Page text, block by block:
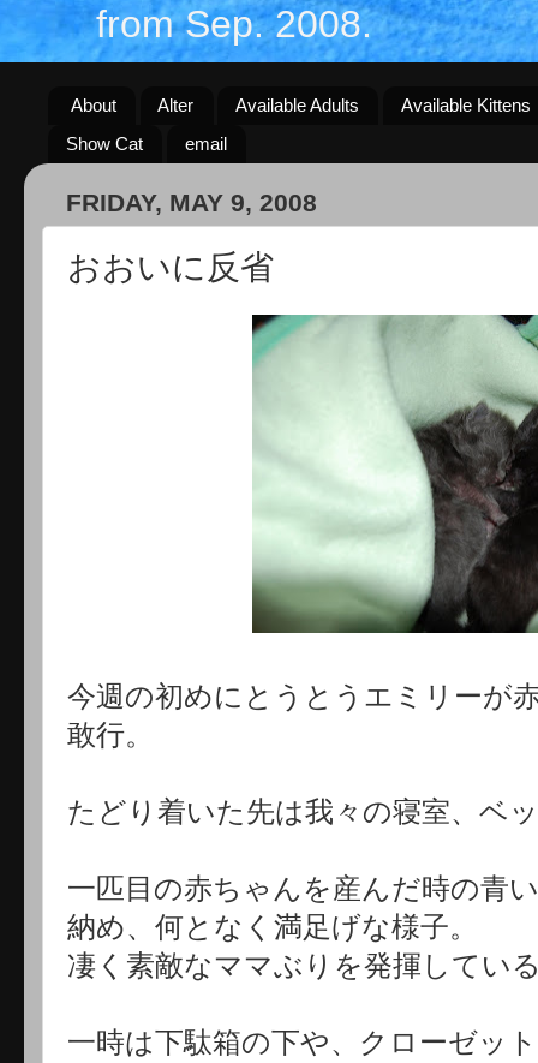
from Sep. 2008.
About Alter Available Adults
Available Kittens
Show Cat
email
FRIDAY, MAY 9, 2008
おおいに反省
今週の初めにとうとうエミリーが
敢行。
たどり着いた先は我々の寝室、ベ
一匹目の赤ちゃんを産んだ時の青
納め、何となく満足げな様子。
凄く素敵なママぶりを発揮してい
一時は下駄箱の下や、クローゼッ